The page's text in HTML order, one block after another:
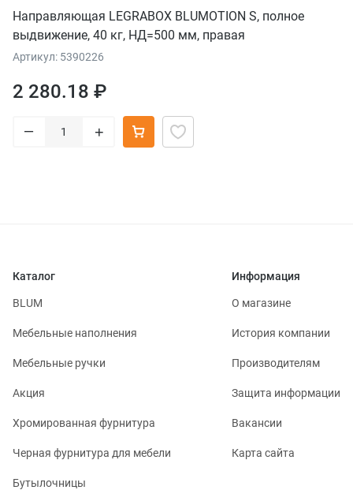
Направляющая LEGRABOX BLUMOTION S, полное
выдвижение, 40 кг, НД=500 мм, правая
Артикул: 5390226
2 280.18 ₽
– +
Каталог
BLUM
Мебельные наполнения
Мебельные ручки
Акция
Хромированная фурнитура
Черная фурнитура для мебели
Бутылочницы
Информация
О магазине
История компании
Производителям
Защита информации
Вакансии
Карта сайта